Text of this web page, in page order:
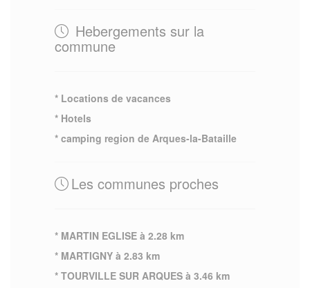
Hebergements sur la
commune
* Locations de vacances
* Hotels
* camping region de Arques-la-Bataille
Les communes proches
* MARTIN EGLISE à 2.28 km
* MARTIGNY à 2.83 km
* TOURVILLE SUR ARQUES à 3.46 km